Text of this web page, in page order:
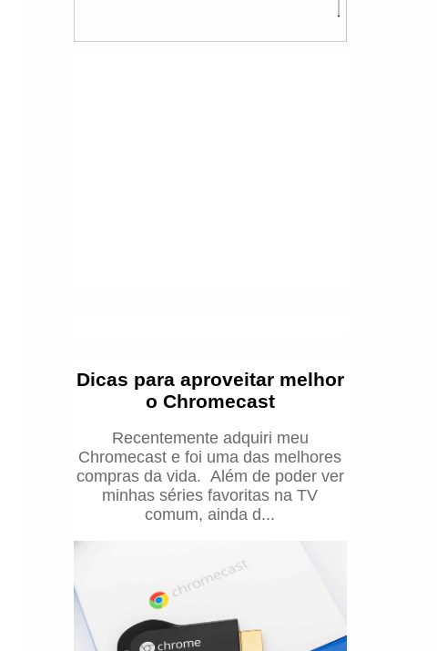
Dicas para aproveitar melhor
o Chromecast
Recentemente adquiri meu
Chromecast e foi uma das melhores
compras da vida. Além de poder ver
minhas séries favoritas na TV
comum, ainda d...